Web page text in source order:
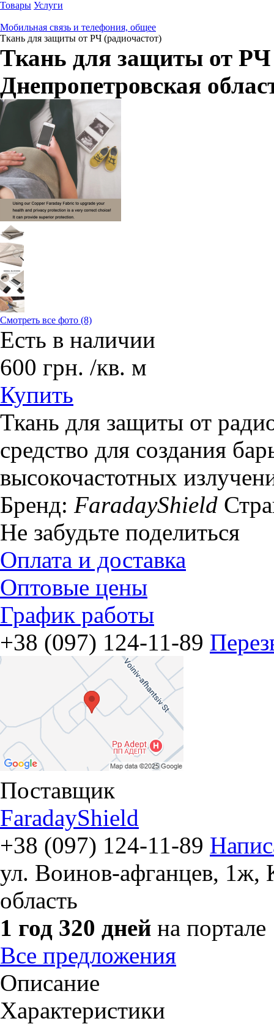
Товары Услуги
Мобильная связь и телефония, общее
Ткань для защиты от РЧ (радиочастот)
Ткань для защиты от РЧ
Днепропетровская
Смотреть все фото (8)
Есть в наличии
600 грн. /кв. м
Купить
Ткань для защиты от
средство для создания
высокочастотных
Бренд: FaradayShield
Не забудьте поделиться
Оплата и доставка
Оптовые цены
График работы
+38 (097) 124-11-89
Поставщик
FaradayShield
+38 (097) 124-11-89
ул. Воинов-афганцев, 1ж,
область
1 год 320 дней на портале
Все предложения
Описание
Характеристики